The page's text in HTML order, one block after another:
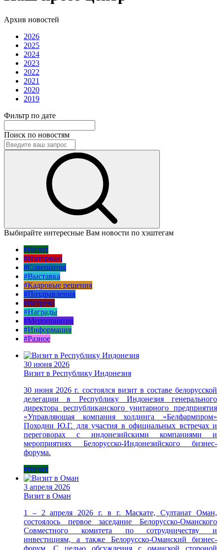
Архив новостей
2026
2025
2024
2023
2022
2021
2020
2019
Фильтр по дате
Поиск по новостям
Выбирайте интересные Вам новости по хэштегам
#Визит
#Интервью
#Совещания
#Выставка
#Кадровые решения
#Поздравления
#Встреча
#Награды
#Мероприятия
#Информация
#Разное
30 июня 2026
Визит в Республику Индонезия
30 июня 2026 г. состоялся визит в составе белорусской
делегации в Республику Индонезия генерального
директора республиканского унитарного предприятия
«Управляющая компания холдинга «Белфармпром»
Походни Ю.Г. для участия в официальных встречах и
переговорах с индонезийскими компаниями и
мероприятиях Белорусско-Индонезийского бизнес-
форума.
#Визит
3 апреля 2026
Визит в Оман
1 – 2 апреля 2026 г. в г. Маскате, Султанат Оман,
состоялось первое заседание Белорусско-Оманского
Совместного комитета по сотрудничеству и
инвестициям, а также Белорусско-Оманский бизнес-
форум. С целью обсуждения с оманской стороной